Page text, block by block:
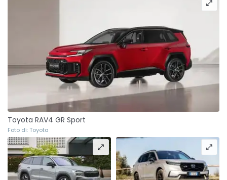
Toyota RAV4 GR Sport
Foto di: Toyota